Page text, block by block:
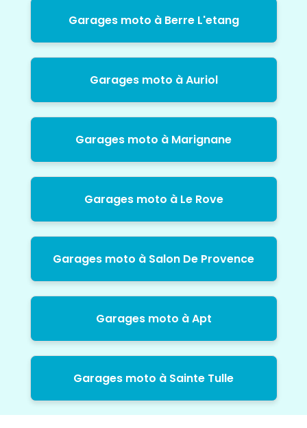
Garages moto à Berre L'etang
Garages moto à Auriol
Garages moto à Marignane
Garages moto à Le Rove
Garages moto à Salon De Provence
Garages moto à Apt
Garages moto à Sainte Tulle